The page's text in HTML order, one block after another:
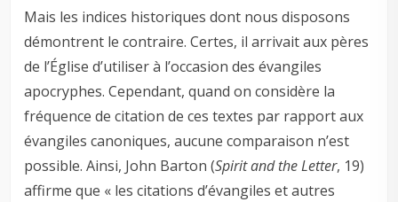
Mais les indices historiques dont nous disposons
démontrent le contraire. Certes, il arrivait aux pères
de l’Église d’utiliser à l’occasion des évangiles
apocryphes. Cependant, quand on considère la
fréquence de citation de ces textes par rapport aux
évangiles canoniques, aucune comparaison n’est
possible. Ainsi, John Barton (Spirit and the Letter, 19)
affirme que « les citations d’évangiles et autres